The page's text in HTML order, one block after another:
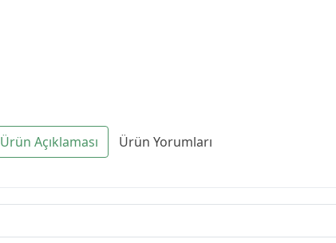
Ürün Açıklaması Ürün Yorumları